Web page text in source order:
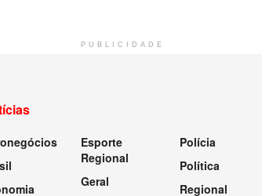
PUBLICIDADE
Esporte
Regional
Geral
Polícia
Política
Regional